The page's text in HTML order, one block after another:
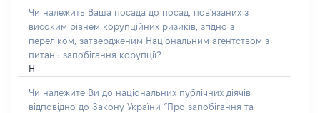
Чи належить Ваша посада до посад, пов'язаних з
високим рівнем корупційних ризиків, згідно з
переліком, затвердженим Національним агентством з
питань запобігання корупції?
Ні
Чи належите Ви до національних публічних діячів
відповідно до Закону України “Про запобігання та